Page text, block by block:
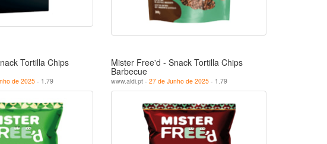
Tortilla Chips
de 2025- 1.79
Mister Free'd - Snack Tortilla Chips
Barbecue
www.aldi.pt - 27 de Junho de 2025- 1.79